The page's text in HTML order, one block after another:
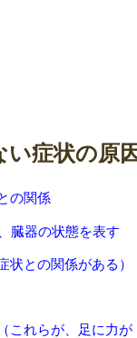
症状の原因
の関係
臓器の状態を表す
状との関係がある）
これらが、足に力が